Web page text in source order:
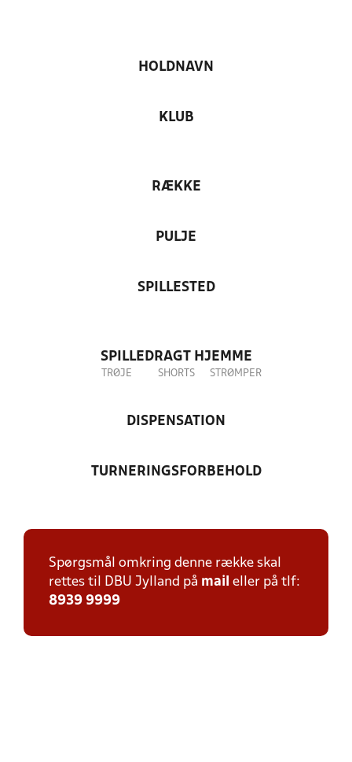
HOLDNAVN
KLUB
RÆKKE
PULJE
SPILLESTED
SPILLEDRAGT HJEMME
TRØJE SHORTS STRØMPER
DISPENSATION
TURNERINGSFORBEHOLD
Spørgsmål omkring denne række skal
rettes til DBU Jylland på mail eller på tlf:
8939 9999